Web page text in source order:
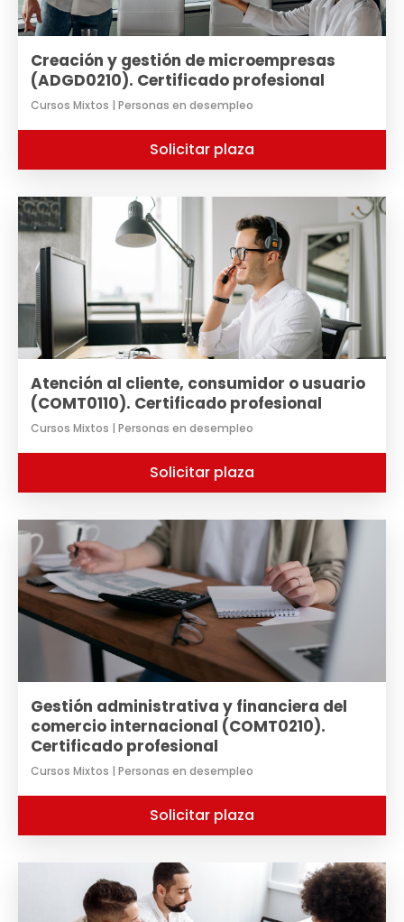
Creación y gestión de microempresas
(ADGD0210). Certificado profesional
Cursos Mixtos | Personas en desempleo
Solicitar plaza
Atención al cliente, consumidor o usuario
(COMT0110). Certificado profesional
Cursos Mixtos | Personas en desempleo
Solicitar plaza
Gestión administrativa y financiera del
comercio internacional (COMT0210).
Certificado profesional
Cursos Mixtos | Personas en desempleo
Solicitar plaza